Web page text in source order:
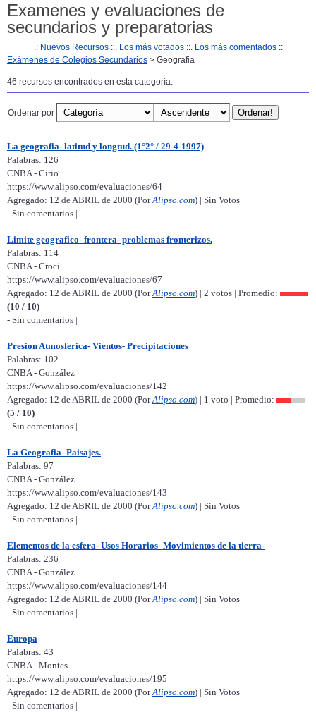
Examenes y evaluaciones de
secundarios y preparatorias
.: Nuevos Recursos::. Los más votados::. Los más comentados::
Exámenes de Colegios Secundarios > Geografia
46 recursos encontrados en esta categoría.
Ordenar por
La geografia- latitud y longtud. (1°2° / 29-4-1997)
Palabras: 126
CNBA - Cirio
https://www.alipso.com/evaluaciones/64
Agregado: 12 de ABRIL de 2000 (PorAlipso.com) | Sin Votos
- Sin comentarios |
Limite geografico- frontera- problemas fronterizos.
Palabras: 114
CNBA - Croci
https://www.alipso.com/evaluaciones/67
Agregado: 12 de ABRIL de 2000 (PorAlipso.com) | 2 votos | Promedio:
(10 / 10)
- Sin comentarios |
Presion Atmosferica- Vientos- Precipitaciones
Palabras: 102
CNBA - González
https://www.alipso.com/evaluaciones/142
Agregado: 12 de ABRIL de 2000 (PorAlipso.com) | 1 voto | Promedio:
(5 / 10)
- Sin comentarios |
La Geografia- Paisajes.
Palabras: 97
CNBA - González
https://www.alipso.com/evaluaciones/143
Agregado: 12 de ABRIL de 2000 (PorAlipso.com) | Sin Votos
- Sin comentarios |
Elementos de la esfera- Usos Horarios- Movimientos de la tierra-
Palabras: 236
CNBA - González
https://www.alipso.com/evaluaciones/144
Agregado: 12 de ABRIL de 2000 (PorAlipso.com) | Sin Votos
- Sin comentarios |
Europa
Palabras: 43
CNBA - Montes
https://www.alipso.com/evaluaciones/195
Agregado: 12 de ABRIL de 2000 (PorAlipso.com) | Sin Votos
- Sin comentarios |